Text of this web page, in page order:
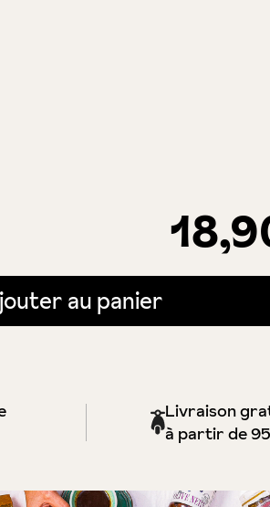
utilisez les boutons pour augmenter ou
au panier
Livraison
à partir de